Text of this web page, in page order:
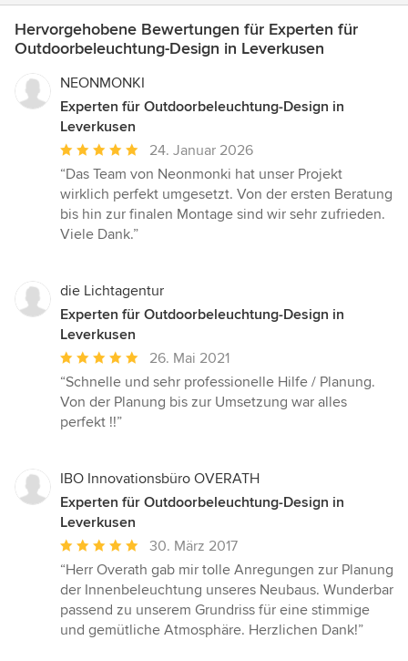
Hervorgehobene Bewertungen für Experten für
Outdoorbeleuchtung-Design in Leverkusen
NEONMONKI
Experten für Outdoorbeleuchtung-Design in
Leverkusen
Durchschnittliche
Bewertung:
5
von
5
24. Januar 2026
“Das Team von Neonmonki hat unser Projekt
wirklich perfekt umgesetzt. Von der ersten Beratung
bis hin zur finalen Montage sind wir sehr zufrieden.
Viele Dank.”
die Lichtagentur
Experten für Outdoorbeleuchtung-Design in
Leverkusen
Durchschnittliche
Bewertung:
5
von
26. Mai 2021
“Schnelle und sehr professionelle Hilfe / Planung.
Von der Planung bis zur Umsetzung war alles
perfekt !!”
IBO Innovationsbüro OVERATH
Experten für Outdoorbeleuchtung-Design in
Leverkusen
Durchschnittliche
Bewertung:
5
von
5
30. März 2017
“Herr Overath gab mir tolle Anregungen zur Planung
der Innenbeleuchtung unseres Neubaus. Wunderbar
passend zu unserem Grundriss für eine stimmige
und gemütliche Atmosphäre. Herzlichen Dank!”